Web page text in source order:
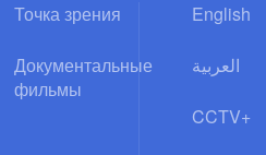
Точка зрения
Документальные
фильмы
English
العربية
CCTV+